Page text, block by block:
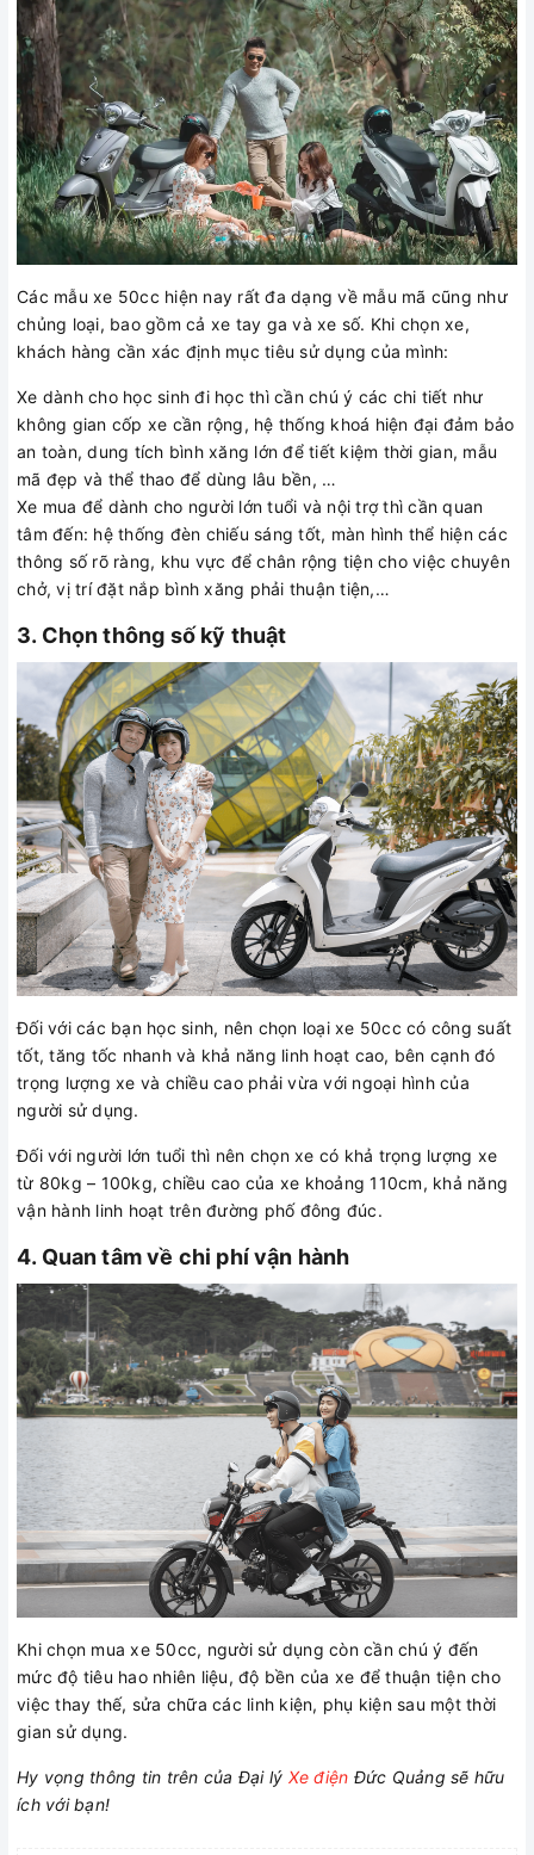
Các mẫu xe 50cc hiện nay rất đa dạng về mẫu mã cũng như
chủng loại, bao gồm cả xe tay ga và xe số. Khi chọn xe,
khách hàng cần xác định mục tiêu sử dụng của mình:
Xe dành cho học sinh đi học thì cần chú ý các chi tiết như
không gian cốp xe cần rộng, hệ thống khoá hiện đại đảm bảo
an toàn, dung tích bình xăng lớn để tiết kiệm thời gian, mẫu
mã đẹp và thể thao để dùng lâu bền, …
Xe mua để dành cho người lớn tuổi và nội trợ thì cần quan
tâm đến: hệ thống đèn chiếu sáng tốt, màn hình thể hiện các
thông số rõ ràng, khu vực để chân rộng tiện cho việc chuyên
chở, vị trí đặt nắp bình xăng phải thuận tiện,…
3. Chọn thông số kỹ thuật
Đối với các bạn học sinh, nên chọn loại xe 50cc có công suất
tốt, tăng tốc nhanh và khả năng linh hoạt cao, bên cạnh đó
trọng lượng xe và chiều cao phải vừa với ngoại hình của
người sử dụng.
Đối với người lớn tuổi thì nên chọn xe có khả trọng lượng xe
từ 80kg – 100kg, chiều cao của xe khoảng 110cm, khả năng
vận hành linh hoạt trên đường phố đông đúc.
4. Quan tâm về chi phí vận hành
Khi chọn mua xe 50cc, người sử dụng còn cần chú ý đến
mức độ tiêu hao nhiên liệu, độ bền của xe để thuận tiện cho
việc thay thế, sửa chữa các linh kiện, phụ kiện sau một thời
gian sử dụng.
Hy vọng thông tin trên của Đại lý Xe điện Đức Quảng sẽ hữu
ích với bạn!